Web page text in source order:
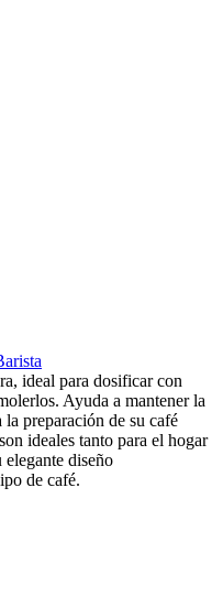
ideal para dosificar con
Ayuda a mantener la
preparación de su café
ideales tanto para el hogar
diseño
de café.